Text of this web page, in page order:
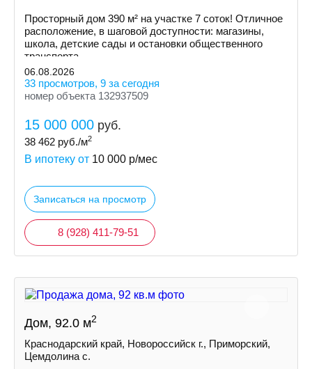
Просторный дом 390 м² на участке 7 соток! Отличное
расположение, в шаговой доступности: магазины,
школа, детские сады и остановки общественного
транспорта.
06.08.2026
33 просмотров, 9 за сегодня
номер объекта 132937509
15 000 000 руб.
38 462 руб./м2
В ипотеку от 10 000 р/мес
Записаться на просмотр
8 (928) 411-79-51
Дом, 92.0 м2
Краснодарский край, Новороссийск г., Приморский,
Цемдолина с.